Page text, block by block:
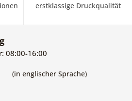
erstklassige Druckqualität
08:00-16:00
(in englischer Sprache)